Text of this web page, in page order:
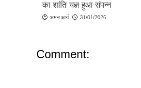
का शांति यज्ञ हुआ संपन्न
अमन आर्य 31/01/2026
Comment: